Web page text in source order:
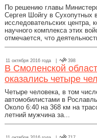
По решению главы
Сергея Шойгу в Сухопутных
исследовательских центра,
научного комплекса этих
отмечается, что
11 октября 2016 года | 398
В Смоленской
оказались четыре
Четыре человека, в том
автомобилистами в
Около 6:40 на 368 км на
летний мужчина за...